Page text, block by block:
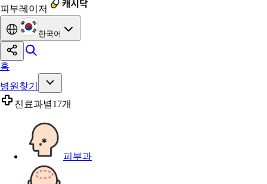
피부레이저
한국어
홈
병원찾기
진료과별17개
피부과